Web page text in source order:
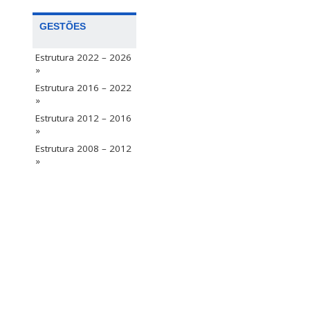
GESTÕES
Estrutura 2022 – 2026
»
Estrutura 2016 – 2022
»
Estrutura 2012 – 2016
»
Estrutura 2008 – 2012
»